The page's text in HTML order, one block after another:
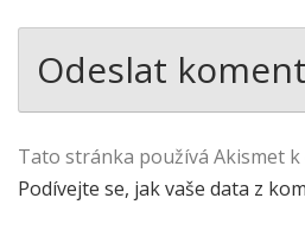
Tato stránka používá Akismet k
Podívejte se, jak vaše data z